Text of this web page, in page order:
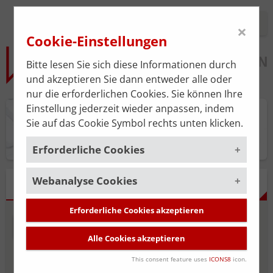
Praxisplan
ERGEBNISSE
NEUE SUCHE SUCHE BEARBEITEN
×
Cookie-Einstellungen
Bitte lesen Sie sich diese Informationen durch
und akzeptieren Sie dann entweder alle oder
nur die erforderlichen Cookies. Sie können Ihre
Einstellung jederzeit wieder anpassen, indem
Sie auf das Cookie Symbol rechts unten klicken.
Erforderliche Cookies
Um die korrekte Funktion der Website zu
gewährleisten, müssen gewisse Cookies
gesetzt werden. Diese erforderlichen
Cookies sind immer aktiviert.
Cookies, die für die allgemeine
Funktionalität der Website erforderlich
Webanalyse Cookies
Um unsere Serviceleistung stätig zu
verbessern, verwenden wir das
Webanalyse-ToolMatomo. Die
Datenerhebung ist standardmäßig
Erforderliche Cookies akzeptieren
Alle Cookies akzeptieren
This consent feature uses ICONS8icon.